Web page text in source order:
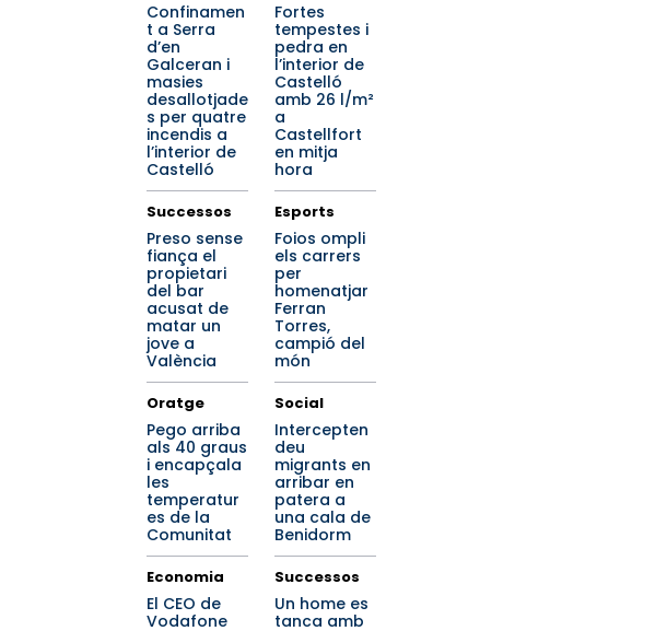
Confinamen
t a Serra
d’en
Galceran i
masies
desallotjade
s per quatre
incendis a
l’interior de
Castelló
Fortes
tempestes i
pedra en
l’interior de
Castelló
amb 26 l/m²
a
Castellfort
en mitja
hora
Successos
Preso sense
fiança el
propietari
del bar
acusat de
matar un
jove a
València
Esports
Foios ompli
els carrers
per
homenatjar
Ferran
Torres,
campió del
món
Oratge
Pego arriba
als 40 graus
i encapçala
les
temperatur
es de la
Comunitat
Social
Intercepten
deu
migrants en
arribar en
patera a
una cala de
Benidorm
Economia
El CEO de
Vodafone
Successos
Un home es
tanca amb